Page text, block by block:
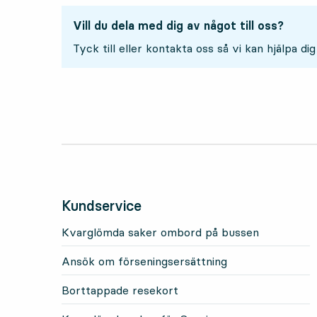
Vill du dela med dig av något till oss?
Tyck till eller kontakta oss så vi kan hjälpa
Kundservice
Kvarglömda saker ombord på bussen
Ansök om förseningsersättning
Borttappade resekort